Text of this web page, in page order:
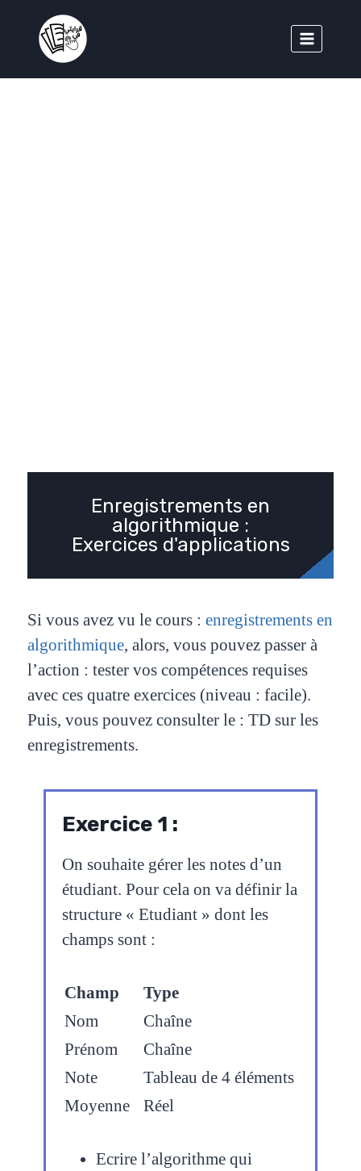
Enregistrements en
algorithmique :
Exercices d'applications
Si vous avez vu le cours : enregistrements en
algorithmique, alors, vous pouvez passer à
l’action : tester vos compétences requises
avec ces quatre exercices (niveau : facile).
Puis, vous pouvez consulter le : TD sur les
enregistrements.
Exercice 1 :
On souhaite gérer les notes d’un
étudiant. Pour cela on va définir la
structure « Etudiant » dont les
champs sont :
Champ
Type
Nom
Chaîne
Prénom
Chaîne
Note
Tableau de 4 éléments
Moyenne
Réel
Ecrire l’algorithme qui